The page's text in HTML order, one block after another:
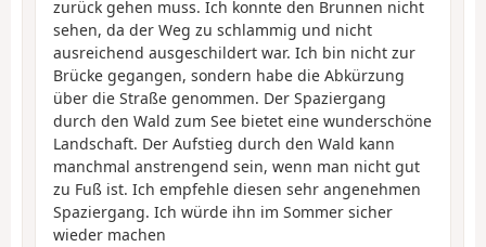
zurück gehen muss. Ich konnte den Brunnen nicht
sehen, da der Weg zu schlammig und nicht
ausreichend ausgeschildert war. Ich bin nicht zur
Brücke gegangen, sondern habe die Abkürzung
über die Straße genommen. Der Spaziergang
durch den Wald zum See bietet eine wunderschöne
Landschaft. Der Aufstieg durch den Wald kann
manchmal anstrengend sein, wenn man nicht gut
zu Fuß ist. Ich empfehle diesen sehr angenehmen
Spaziergang. Ich würde ihn im Sommer sicher
wieder machen